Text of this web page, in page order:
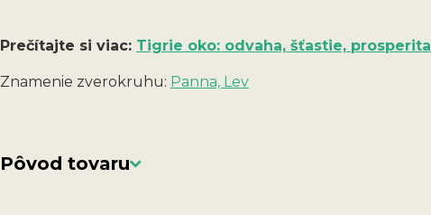
Prečítajte si viac: Tigrie oko: odvaha, šťastie, prosperita
Znamenie zverokruhu: Panna, Lev
Pôvod tovaru